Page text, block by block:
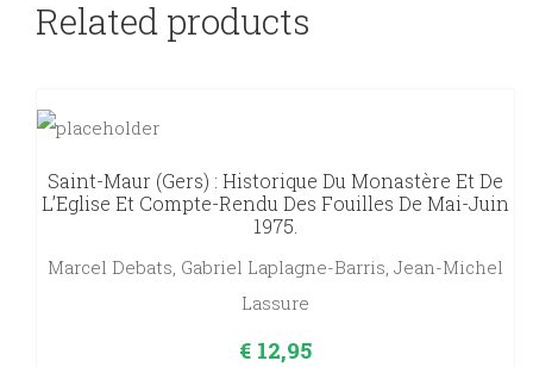
Related products
Saint-Maur (Gers) : Historique Du Monastère Et De
L’Eglise Et Compte-Rendu Des Fouilles De Mai-Juin
1975.
Marcel Debats, Gabriel Laplagne-Barris, Jean-Michel
Lassure
€ 12,95